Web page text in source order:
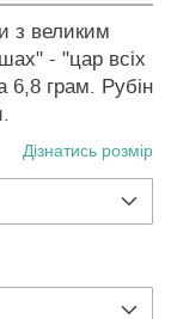
з великим
- "цар всіх
6,8 грам. Рубін
Дізнатись розмір